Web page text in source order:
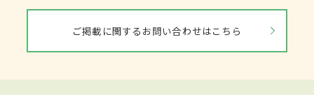
ご掲載に関するお問い合わせはこちら